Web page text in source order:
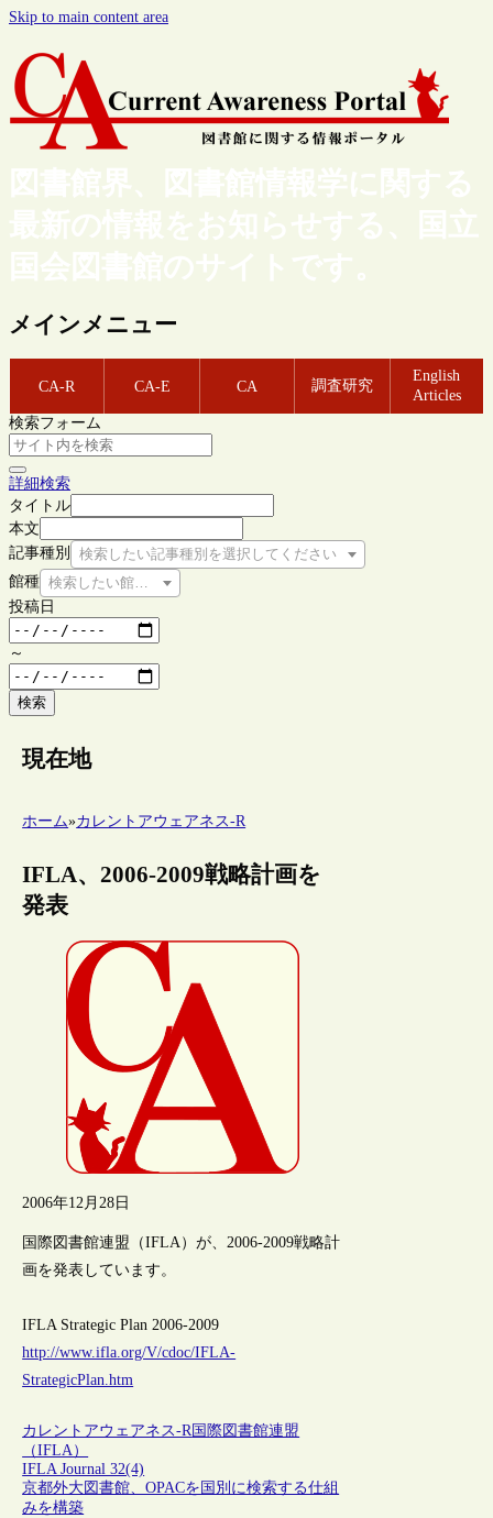
Skip to main content area
図書館界、図書館情報学に関する
最新の情報をお知らせする、国立
国会図書館のサイトです。
メインメニュー
CA-R CA-E CA 調査研究
English
Articles
検索フォーム
詳細検索
タイトル
本文
記事種別
検索したい記事種別を選択してください
館種 検索したい館種を選択してください
投稿日
～
検索
現在地
ホーム»カレントアウェアネス-R
IFLA、2006-2009戦略計画を
発表
2006年12月28日
国際図書館連盟（IFLA）が、2006-2009戦略計
画を発表しています。
IFLA Strategic Plan 2006-2009
http://www.ifla.org/V/cdoc/IFLA-
StrategicPlan.htm
カレントアウェアネス-R国際図書館連盟
（IFLA）
IFLA Journal 32(4)
京都外大図書館、OPACを国別に検索する仕組
みを構築